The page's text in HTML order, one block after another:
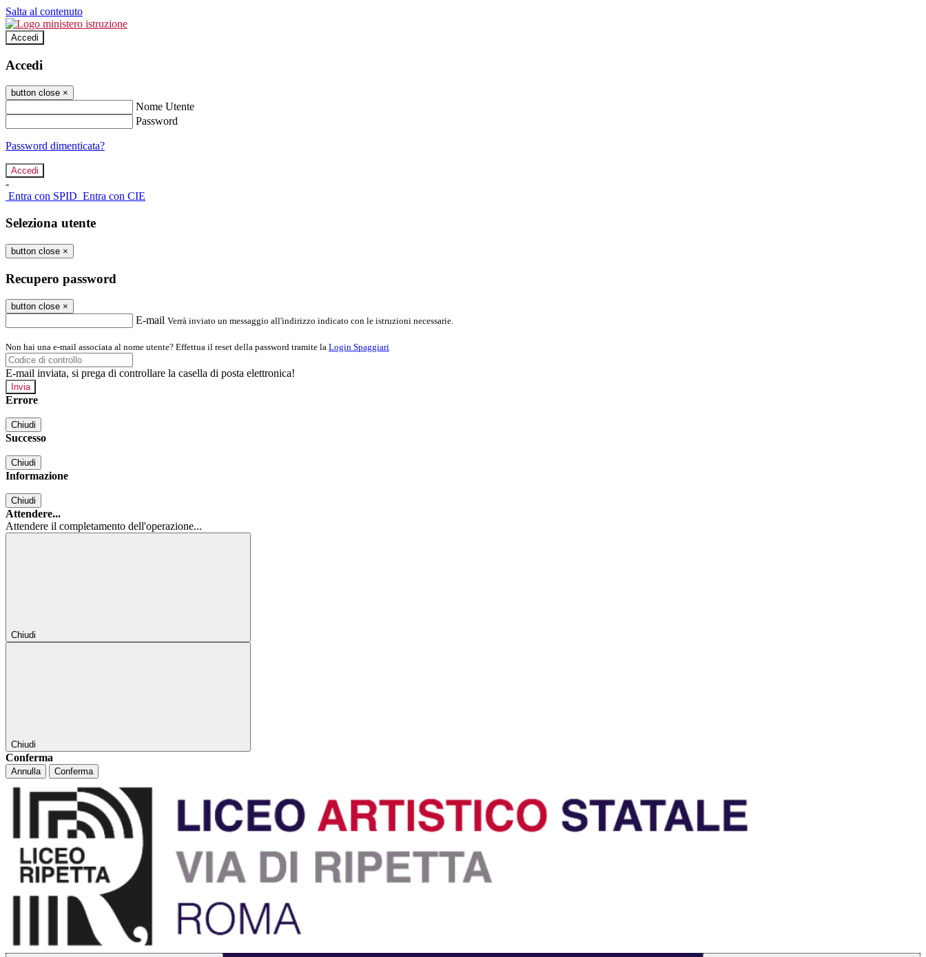
Salta al contenuto
Accedi
Accedi
button close ×
Nome Utente
Password
Password dimenticata?
-
Entra con SPID Entra con CIE
Seleziona utente
button close ×
Recupero password
button close ×
E-mail Verrà inviato un messaggio all'indirizzo indicato con le istruzioni necessarie.
Non hai una e-mail associata al nome utente? Effettua il reset della password tramite la Login Spaggiari
E-mail inviata, si prega di controllare la casella di posta elettronica!
Errore
Chiudi
Successo
Chiudi
Informazione
Chiudi
Attendere...
Attendere il completamento dell'operazione...
Chiudi
Chiudi
Conferma
Annulla Conferma